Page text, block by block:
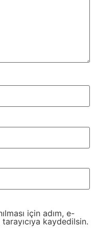
için adım, e-
kaydedilsin.